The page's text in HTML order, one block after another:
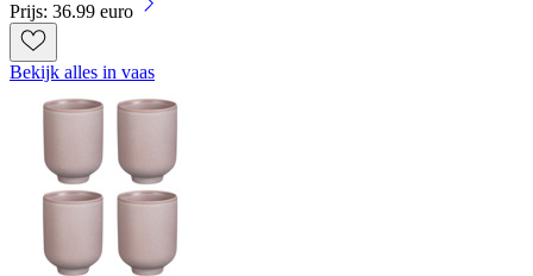
Prijs: 36.99 euro
Bekijk alles in vaas